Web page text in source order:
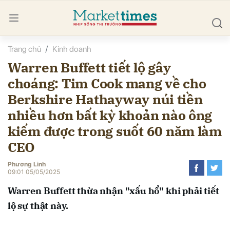
Trang chủ Kinh doanh
Warren Buffett tiết lộ gây
choáng: Tim Cook mang về cho
Berkshire Hathayway núi tiền
nhiều hơn bất kỳ khoản nào ông
kiếm được trong suốt 60 năm làm
CEO
Phương Linh
09:01 05/05/2025
Warren Buffett thừa nhận "xấu hổ" khi phải tiết
lộ sự thật này.
luận